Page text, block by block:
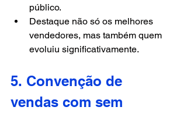
público.
Destaque não só os melhores
vendedores, mas também quem
evoluiu significativamente.
5. Convenção de
vendas com sem